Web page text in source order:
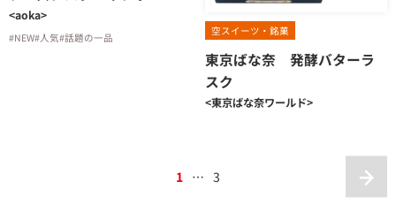
<aoka>
#NEW#人気#話題の一品 空スイーツ・銘菓
東京ばな奈 発酵バターラ
スク
<東京ばな奈ワールド>
1 … 3